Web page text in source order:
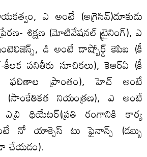
ఎ అంటే (అగ్రెసివ్)దూకుడు
శిక్షణ (మోటివేషనల్ ట్రైనింగ్), ఎ
డి అంటే డాష్బోర్డ్ కెపిఐ (కీ
కీలక పనితీరు సూచికలు), కెఆర్ఏ (కీ
ఫలితాల ప్రాంతం), హెచ్ అంటే
(సాంకేతికత నియంత్రణ), ఎ అంటే
థియేటర్(ప్రతి రంగానికి కార్య
నో యాక్సెస్ టు ఫైనాన్స్ (డబ్బు
చేయడం).